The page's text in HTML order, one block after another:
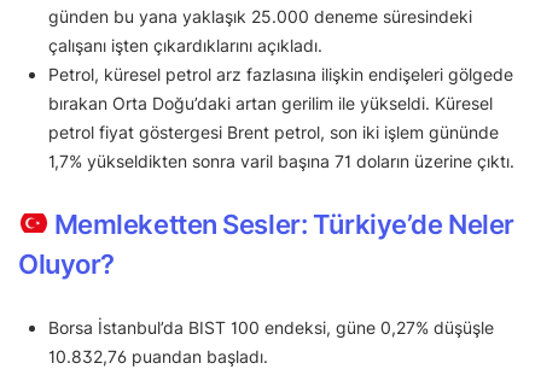
günden bu yana yaklaşık 25.000 deneme süresindeki
çalışanı işten çıkardıklarını açıkladı.
Petrol, küresel petrol arz fazlasına ilişkin endişeleri gölgede
bırakan Orta Doğu’daki artan gerilim ile yükseldi. Küresel
petrol fiyat göstergesi Brent petrol, son iki işlem gününde
1,7% yükseldikten sonra varil başına 71 doların üzerine çıktı.
Memleketten Sesler: Türkiye’de Neler
Oluyor?
Borsa İstanbul’da BIST 100 endeksi, güne 0,27% düşüşle
10.832,76 puandan başladı.